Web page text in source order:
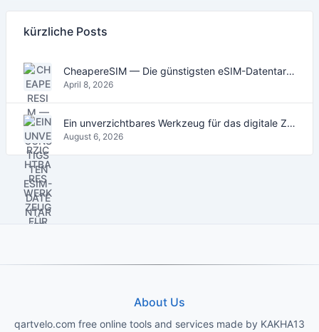
kürzliche Posts
CheapereSIM — Die günstigsten eSIM-Datentarife für Reisen 2026
April 8, 2026
Ein unverzichtbares Werkzeug für das digitale Zeitalter
August 6, 2026
About Us
qartvelo.com free online tools and services made by KAKHA13